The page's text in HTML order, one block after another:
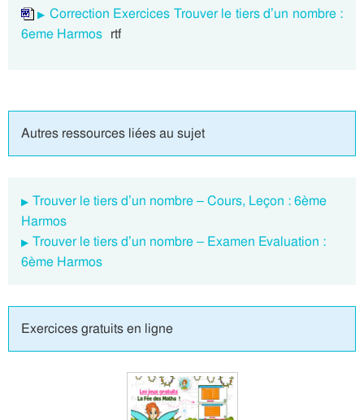
Correction Exercices Trouver le tiers d’un nombre :
6eme Harmos rtf
Autres ressources liées au sujet
Trouver le tiers d’un nombre – Cours, Leçon : 6ème
Harmos
Trouver le tiers d’un nombre – Examen Evaluation :
6ème Harmos
Exercices gratuits en ligne